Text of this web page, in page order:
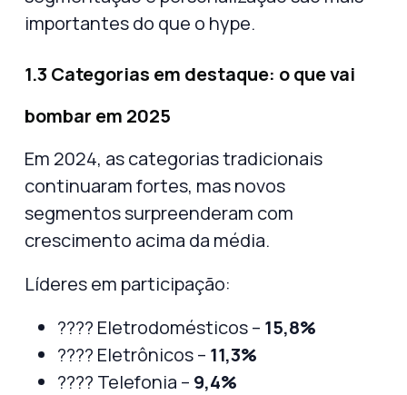
importantes do que o hype.
1.3 Categorias em destaque: o que vai
bombar em 2025
Em 2024, as categorias tradicionais
continuaram fortes, mas novos
segmentos surpreenderam com
crescimento acima da média.
Líderes em participação:
???? Eletrodomésticos – 15,8%
???? Eletrônicos – 11,3%
???? Telefonia – 9,4%